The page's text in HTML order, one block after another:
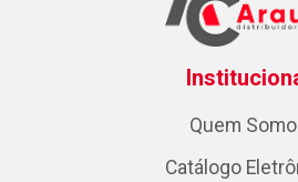
Quem
Catálogo